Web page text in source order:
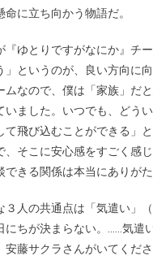
命に立ち向かう物語だ。
『ゆとりですがなにか』チ
」というのが、良い方向に
ムなので、僕は「家族」だ
いました。いつでも、どう
て飛び込むことができる」
、そこに安心感をすごく感
できる関係は本当にありがた
３人の共通点は「気遣い」
にちが決まらない。……気遣
安藤サクラさんがいてくだ